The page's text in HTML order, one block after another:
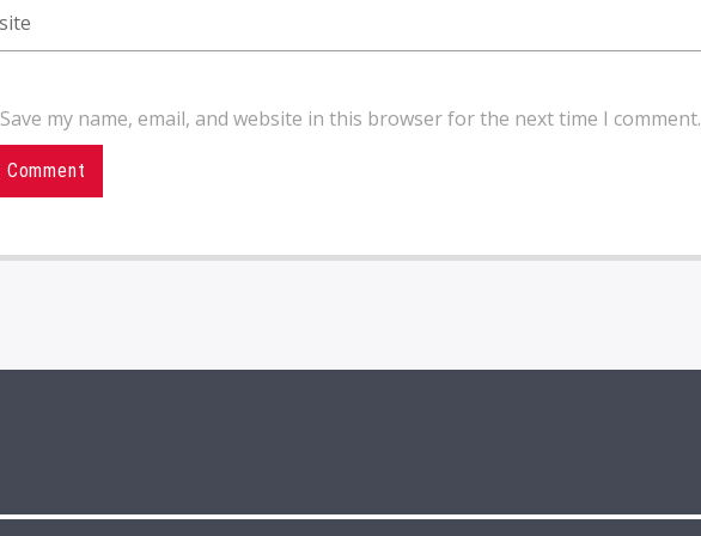
Save my name, email, and website in this browser for the next time I comment.